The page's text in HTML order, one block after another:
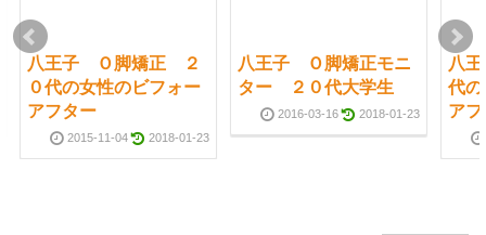
八王子 Ｏ脚矯正 ２
０代の女性のビフォー
アフター
2015-11-04 2018-01-23
八王子 Ｏ脚矯正モニ
ター ２０代大学生
2016-03-16 2018-01-23
八
代
ア